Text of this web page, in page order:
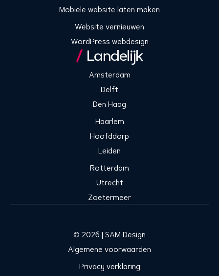
Mobiele website laten maken
Website vernieuwen
WordPress webdesign
Landelijk
Amsterdam
Delft
Den Haag
Haarlem
Hoofddorp
Leiden
Rotterdam
Utrecht
Zoetermeer
© 2026 | SAM Design
Algemene voorwaarden
Privacy verklaring